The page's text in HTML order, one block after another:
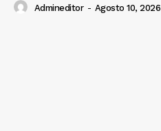
Prensa
Admineditor - Agosto 10, 2026